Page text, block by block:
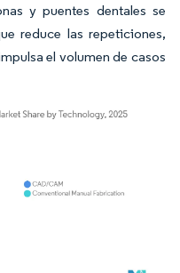
y puentes dentales se
reduce las repeticiones,
el volumen de casos